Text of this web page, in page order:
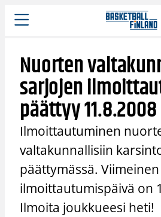
Siirry
sisältöön
Nuorten
sarjojen
päättyy 11.8.2008
Ilmoittautuminen
valtakunnallisiin
päättymässä. Viimeinen
ilmoittautumispäivä on
Ilmoita joukkueesi heti!